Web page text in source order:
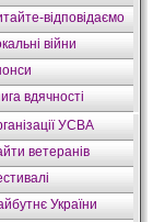
відповідаємо
війни
вдячності
УСВА
ветеранів
України